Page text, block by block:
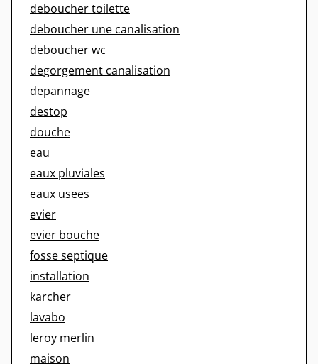
deboucher toilette
deboucher une canalisation
deboucher wc
degorgement canalisation
depannage
destop
douche
eau
eaux pluviales
eaux usees
evier
evier bouche
fosse septique
installation
karcher
lavabo
leroy merlin
maison